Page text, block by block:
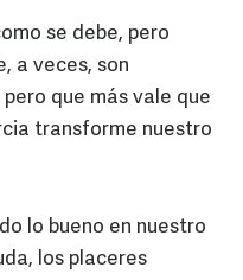
se debe, pero
a veces, son
que más vale que
transforme nuestro
lo bueno en nuestro
los placeres